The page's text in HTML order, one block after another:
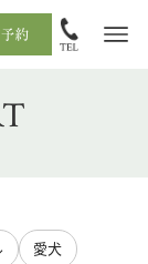
予約
愛犬